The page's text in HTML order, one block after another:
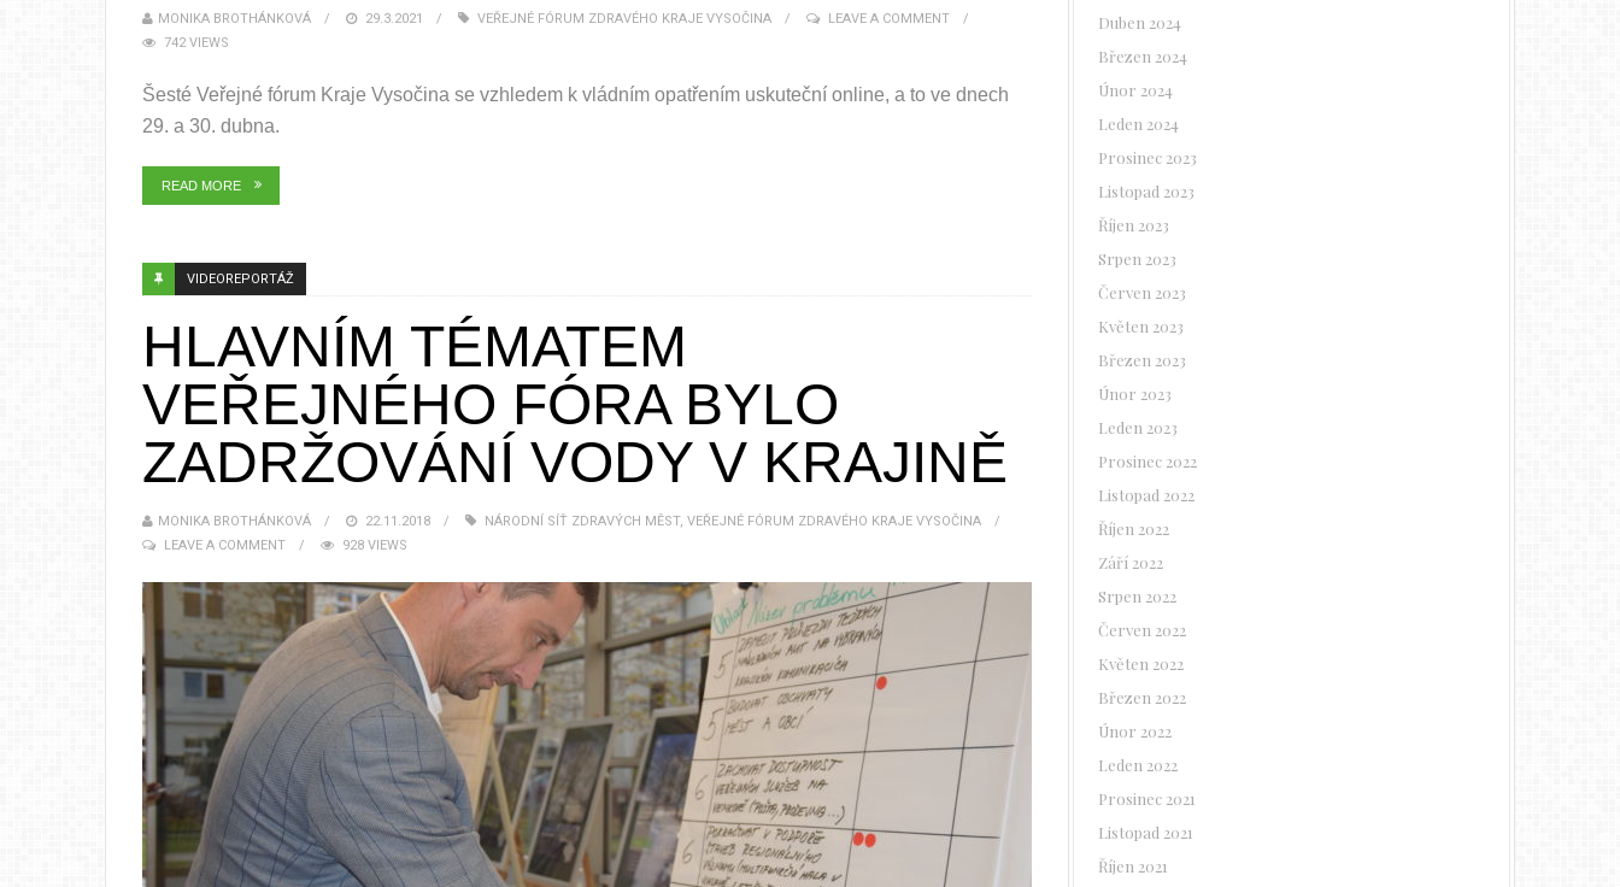
MONIKA BROTHÁNKOVÁ 29.3.2021 VEŘEJNÉ FÓRUM ZDRAVÉHO KRAJE VYSOČINA
LEAVE A COMMENT
742 VIEWS
Šesté Veřejné fórum Kraje Vysočina se vzhledem k vládním opatřením uskuteční online, a to ve dnech
29. a 30. dubna.
READ MORE
VIDEOREPORTÁŽ
HLAVNÍM TÉMATEM
VEŘEJNÉHO FÓRA BYLO
ZADRŽOVÁNÍ VODY V KRAJINĚ
MONIKA BROTHÁNKOVÁ 22.11.2018 NÁRODNÍ SÍŤ ZDRAVÝCH MĚST, VEŘEJNÉ FÓRUM ZDRAVÉHO KRAJE VYSOČINA
LEAVE A COMMENT
928 VIEWS
Duben 2024
Březen 2024
Únor 2024
Leden 2024
Prosinec 2023
Listopad 2023
Říjen 2023
Srpen 2023
Červen 2023
Květen 2023
Březen 2023
Únor 2023
Leden 2023
Prosinec 2022
Listopad 2022
Říjen 2022
Září 2022
Srpen 2022
Červen 2022
Květen 2022
Březen 2022
Únor 2022
Leden 2022
Prosinec 2021
Listopad 2021
Říjen 2021